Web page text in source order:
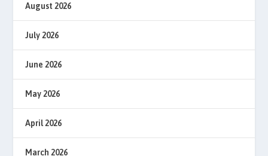
August 2026
July 2026
June 2026
May 2026
April 2026
March 2026